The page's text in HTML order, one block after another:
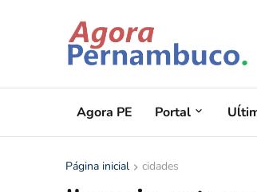
Agora PE Portal
Página inicial cidades